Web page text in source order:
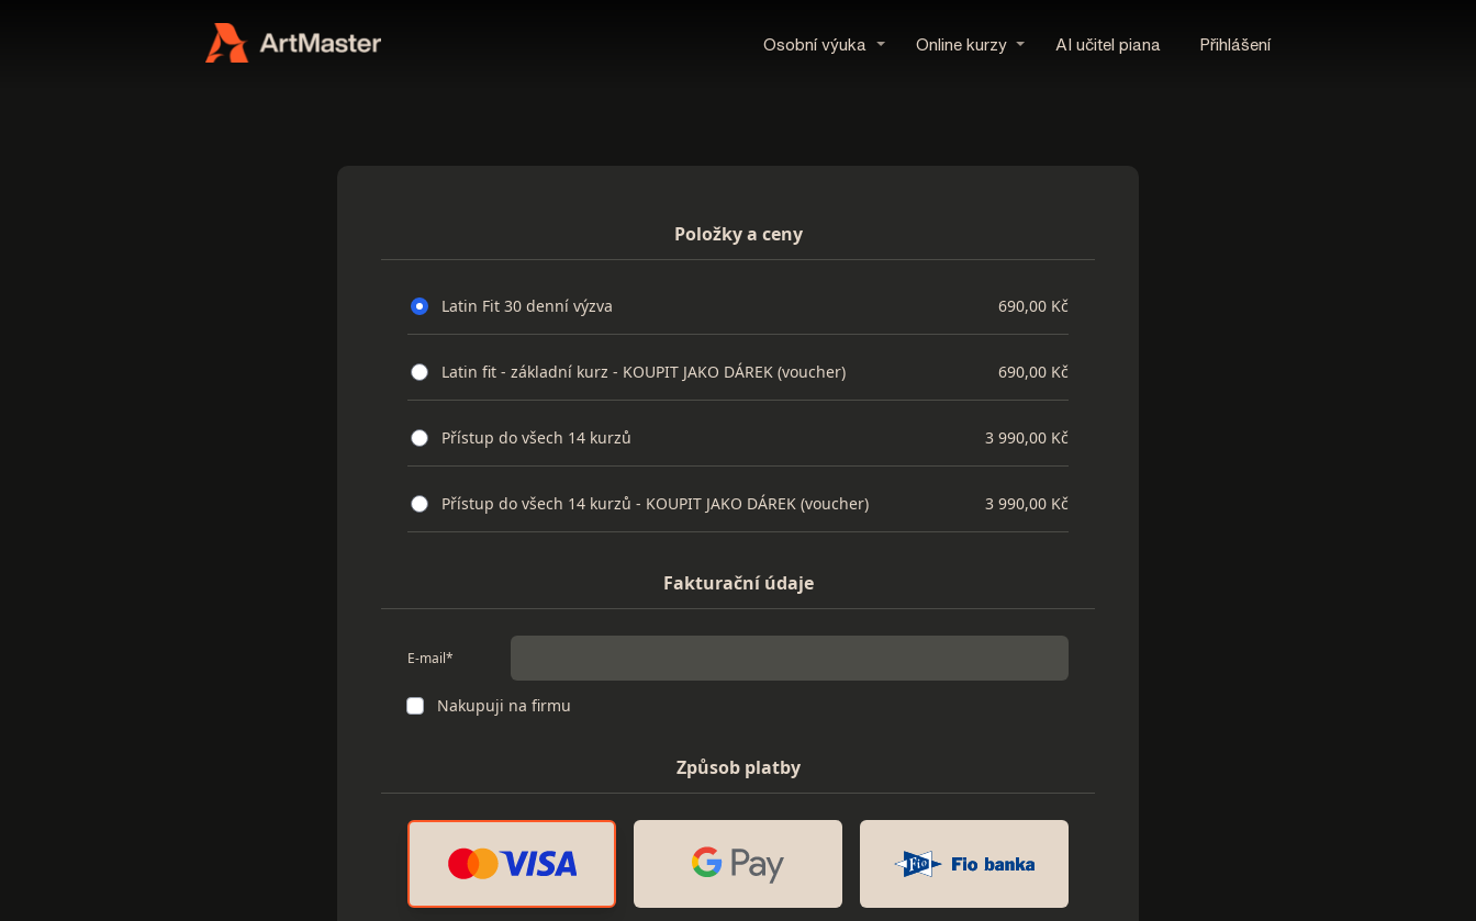
Osobní výuka Online kurzy AI učitel piana Přihlášení
Položky a ceny
Latin Fit 30 denní výzva 690,00 Kč
Latin fit - základní kurz - KOUPIT JAKO DÁREK (voucher) 690,00 Kč
Přístup do všech 14 kurzů 3 990,00 Kč
Přístup do všech 14 kurzů - KOUPIT JAKO DÁREK (voucher) 3 990,00 Kč
Fakturační údaje
E-mail*
Nakupuji na firmu
Způsob platby